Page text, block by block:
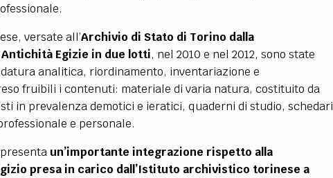
versate all’Archivio di Stato di Torino dalla
Egizie in due lotti, nel 2010 e nel 2012, sono state
analitica, riordinamento, inventariazione e
fruibili i contenuti: materiale di varia natura, costituito da
in prevalenza demotici e ieratici, quaderni di studio, schedari
e personale.
un’importante integrazione rispetto alla
presa in carico dall’Istituto archivistico torinese a